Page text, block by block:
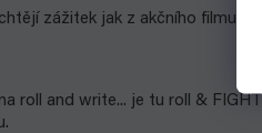
zážitek jak z akčního filmu.
roll and write... je tu roll &